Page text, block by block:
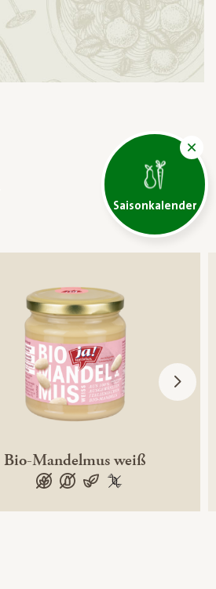
Saisonkalender
Bio-Mandelmus weiß
glutenfrei
laktosefrei
vegan100 %